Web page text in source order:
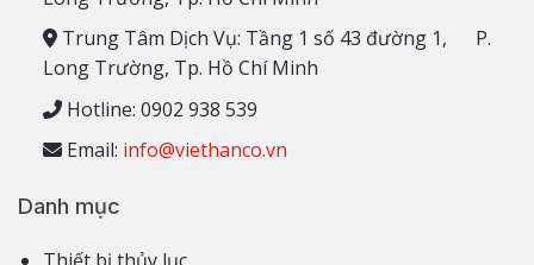
Trung Tâm Dịch Vụ: Tầng 1 số 43 đường 1, P.
Long Trường, Tp. Hồ Chí Minh
Hotline: 0902 938 539
Email: info@viethanco.vn
Danh mục